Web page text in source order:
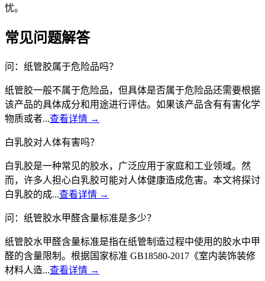
忧。
常见问题解答
问：纸管胶属于危险品吗？
纸管胶一般不属于危险品，但具体是否属于危险品还需要根据
该产品的具体成分和用途进行评估。如果该产品含有有害化学
物质或者...查看详情 →
白乳胶对人体有害吗？
白乳胶是一种常见的胶水，广泛应用于家庭和工业领域。然
而，许多人担心白乳胶可能对人体健康造成危害。本文将探讨
白乳胶的成...查看详情 →
问：纸管胶水甲醛含量标准是多少？
纸管胶水甲醛含量标准是指在纸管制造过程中使用的胶水中甲
醛的含量限制。根据国家标准 GB18580-2017《室内装饰装修
材料人造...查看详情 →